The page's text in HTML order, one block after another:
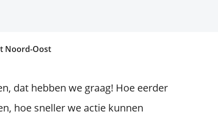
Noord-Oost
dat hebben we graag! Hoe eerder
hoe sneller we actie kunnen